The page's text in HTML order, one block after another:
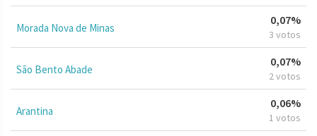
Morada Nova de Minas
0,07%
3 votos
São Bento Abade
0,07%
2 votos
Arantina
0,06%
1 votos